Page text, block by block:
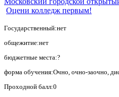
Оцени колледж первым!
Государственный:нет
общежитие:нет
бюджетные места:?
форма обучения:Очно, очно-заочно,
Проходной балл:0